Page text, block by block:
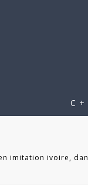
C +
imitation ivoire,